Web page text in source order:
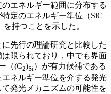
エネルギー範囲に分布する
定のエネルギー準位（SiC
持つことを示した。
先行の理論研究と比較した
限られており，中でも界面
（(C2)Si）が有力候補である
ネルギー準位を介する発光
発光メカニズムの可能性を